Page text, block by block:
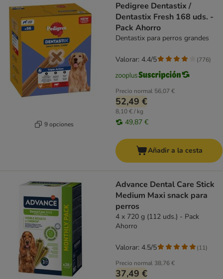
9 opciones
Pedigree Dentastix /
Dentastix Fresh 168 uds. -
Pack Ahorro
Dentastix para perros grandes
Precio normal 56,07 €
52,49 €
8,10 € / kg
49,87 €
Valorar: 4.4/5 (776)
Añadir a la cesta
Advance Dental Care Stick
Medium Maxi snack para
perros
4 x 720 g (112 uds.) - Pack
Ahorro
Precio normal 38,76 €
37,49 €
Valorar: 4.5/5 (11)